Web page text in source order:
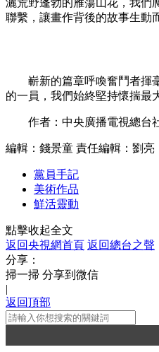
聯繫，讓畫作背後的故事生動
嶄新的篇章呼喚奮鬥者揮毫
的一員，我們始終堅持懷揣最
作者：中央廣播電視總台
編輯：錢景童 責任編輯：劉亮
黨員手記
美術作品
鮮活靈動
點擊收起全文
返回央視網首頁 返回總台之聲
分享：
掃一掃 分享到微信
|
返回頂部